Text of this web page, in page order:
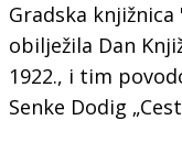
Gradska knjižnica
obilježila Dan
1922., i tim
Senke Dodig